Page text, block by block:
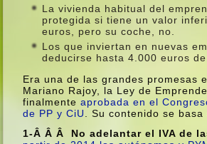
La vivienda habitual del
protegida si tiene un valor
euros, pero su coche, no.
Los que inviertan en nuevas
deducirse hasta 4.000 euros de
Era una de las grandes promesas
Mariano Rajoy, la Ley de
finalmenteaprobada en el
de PP y CiU
. Su contenido se basa
1-Â Â Â No adelantar el IVA de